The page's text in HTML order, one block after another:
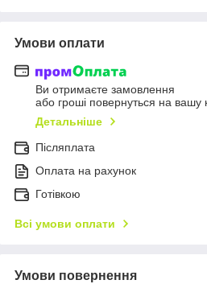
Умови оплати
Ви отримаєте замовлення
або гроші повернуться на вашу
Детальніше
Післяплата
Оплата на рахунок
Готівкою
Всі умови оплати
Умови повернення